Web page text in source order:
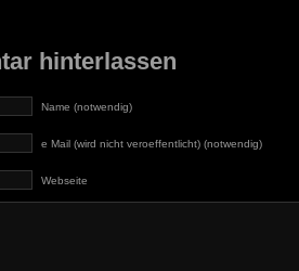
hinterlassen
Name (notwendig)
e Mail (wird nicht veroeffentlicht) (notwendig)
Webseite